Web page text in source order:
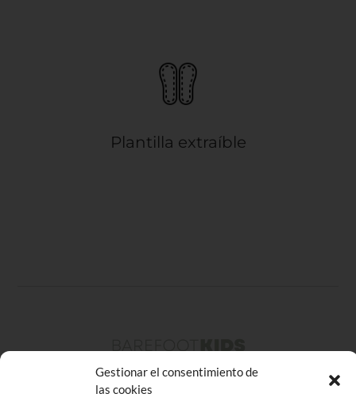
Gestionar el consentimiento de
las cookies
Plantilla extraíble